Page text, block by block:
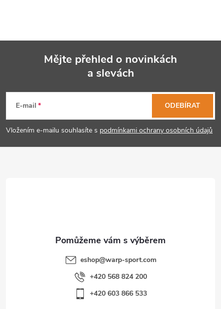
p
Mějte přehled o novinkách
a slevách
E-mail
Vložením e-mailu souhlasíte s podmínkami ochrany osobních údajů
ODEBÍRAT
eshop@warp-sport.com
+420 568 824 200
+420 603 866 533